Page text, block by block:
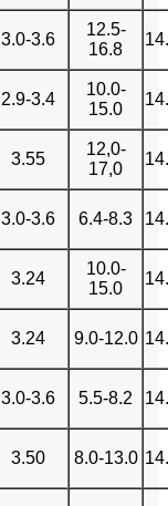
3.0-3.6
12.5-
16.8
2.9-3.4
10.0-
15.0
3.55
12,0-
17,0
3.0-3.6 6.4-8.3
3.24
10.0-
15.0
3.24 9.0-12.0
3.0-3.6 5.5-8.2
3.50 8.0-13.0